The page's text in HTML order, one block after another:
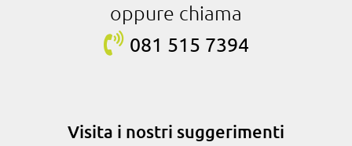
oppure chiama
081 515 7394
Visita i nostri suggerimenti